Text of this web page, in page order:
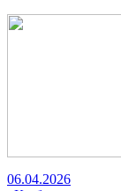
06.04.2026